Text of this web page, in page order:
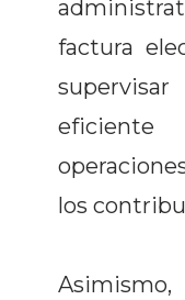
factura
eficiente
los